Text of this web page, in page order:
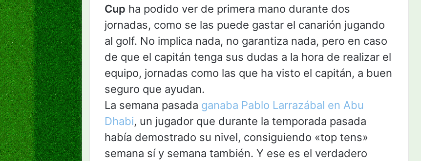
Cup ha podido ver de primera mano durante dos
jornadas, como se las puede gastar el canarión jugando
al golf. No implica nada, no garantiza nada, pero en caso
de que el capitán tenga sus dudas a la hora de realizar el
equipo, jornadas como las que ha visto el capitán, a buen
seguro que ayudan.
La semana pasada ganaba Pablo Larrazábal en Abu
Dhabi, un jugador que durante la temporada pasada
había demostrado su nivel, consiguiendo «top tens»
semana sí y semana también. Y ese es el verdadero